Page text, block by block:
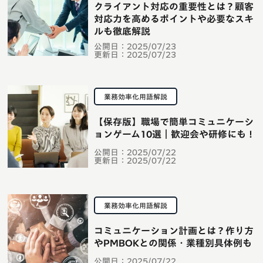
公開日： 2025/07/23
更新日： 2025/07/23
クライアント対応の重要性とは？顧客
対応力を高めるポイントや必要なスキ
ルも徹底解説
業務効率化用語解説
公開日： 2025/07/22
更新日： 2025/07/22
【保存版】職場で簡単コミュニケーシ
ョンゲーム10選｜歓迎会や研修にも！
業務効率化用語解説
公開日： 2025/07/22
コミュニケーション計画とは？作り方
やPMBOKとの関係・業種別具体例も